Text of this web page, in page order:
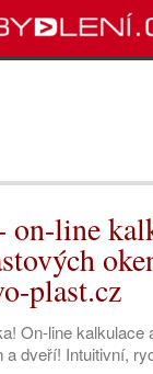
on-line
plast.cz
On-line kalkulace
a dveří! Intuitivní,